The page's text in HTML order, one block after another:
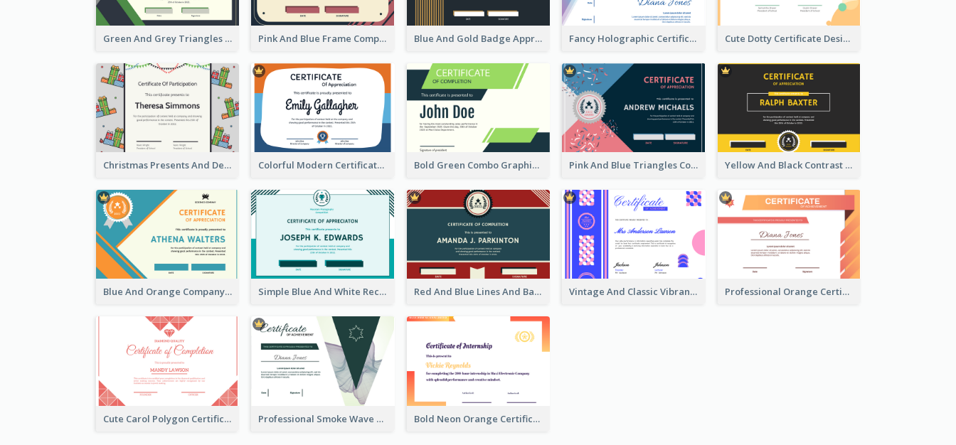
Green And Grey Triangles With Badge Certificate Pink And Blue Frame Company Certificate Blue And Gold Badge Appreciation Certificate Fancy Holographic Certificate Design Ideas Cute Dotty Certificate Design Template Idea
Christmas Presents And Decorations Certificate Colorful Modern Certificate Design For Student Bold Green Combo Graphic Certificate Design Pink And Blue Triangles Confetti Celebration Certificate Yellow And Black Contrast Simple Certificate
Blue And Orange Company Triangles With Badge Certificate Simple Blue And White Rectangle Certificate Red And Blue Lines And Badge Completion Certificate Vintage And Classic Vibrant Certificate Design Ideas Professional Orange Certificate Design Template
Cute Carol Polygon Certificate Design Template Professional Smoke Wave Certificate Design Template Bold Neon Orange Certificate Design For Internship